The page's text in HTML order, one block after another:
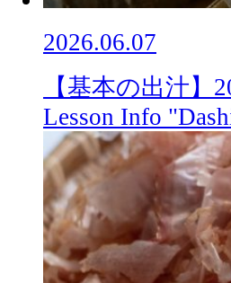
2026.06.07
【基本の出汁】
Lesson Info